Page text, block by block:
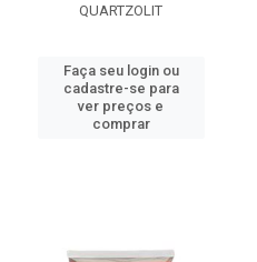
QUARTZOLIT
Faça seu login ou
cadastre-se para
ver preços e
comprar